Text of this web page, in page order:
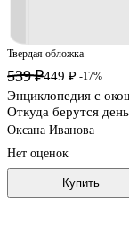
Твердая обложка
539 ₽449 ₽ -17%
Энциклопедия с
Откуда берутся
Оксана Иванова
Нет оценок
Купить